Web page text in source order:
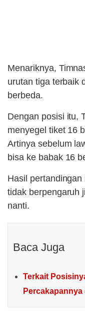
Menariknya,
urutan tiga terbaik
berbeda.
Dengan posisi itu,
menyegel tiket 16
Artinya sebelum
bisa ke babak 16
Hasil
tidak berpengaruh
nanti.
Baca Juga
Terkait